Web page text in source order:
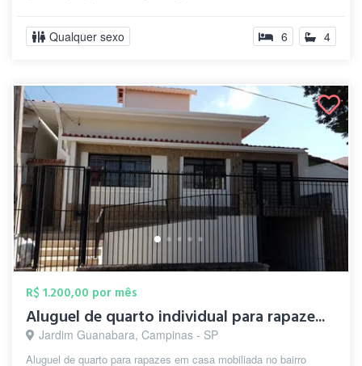
Qualquer sexo 6 4
R$ 1.200,00 por mês
Aluguel de quarto individual para rapaze...
Jardim Guanabara, Campinas - SP
Aluguel de quarto para rapazes em casa mobiliada no bairro